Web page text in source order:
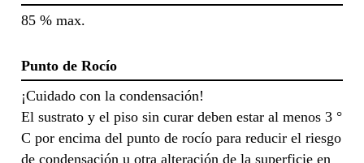
85 % max.
Punto de Rocío
¡Cuidado con la condensación!
El sustrato y el piso sin curar deben estar al menos 3 °
C por encima del punto de rocío para reducir el riesgo
de condensación u otra alteración de la superficie en